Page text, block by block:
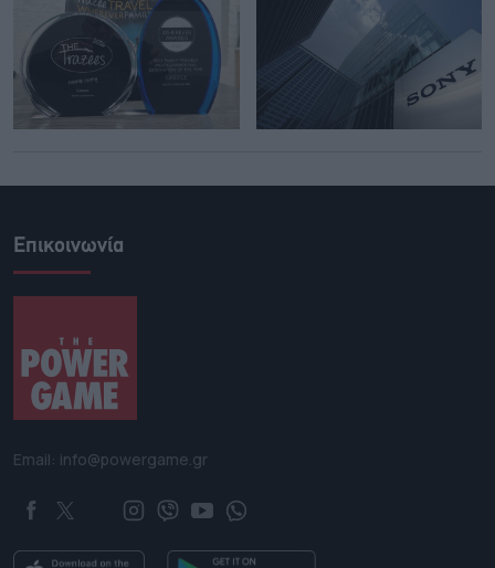
Επικοινωνία
Email: info@powergame.gr